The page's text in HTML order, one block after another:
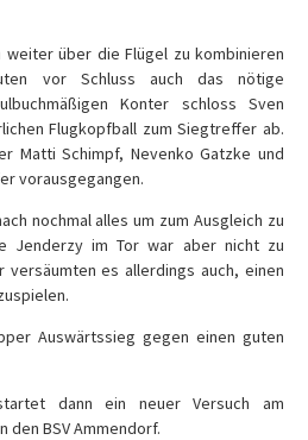
weiter über die Flügel zu kombinieren
vor Schluss auch das nötige
Konter schloss Sven
Flugkopfball zum Siegtreffer ab.
Matti Schimpf, Nevenko Gatzke und
vorausgegangen.
nochmal alles um zum Ausgleich zu
Jenderzy im Tor war aber nicht zu
versäumten es allerdings auch, einen
Auswärtssieg gegen einen guten
dann ein neuer Versuch am
den BSV Ammendorf.